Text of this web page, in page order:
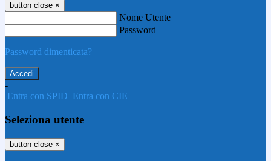
button close ×
Nome Utente
Password
Password dimenticata?
-
Entra con SPID Entra con CIE
Seleziona utente
button close ×